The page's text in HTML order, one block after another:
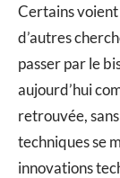
Certains voient
d’autres
passer par le
aujourd’hui
retrouvée,
techniques se
innovations